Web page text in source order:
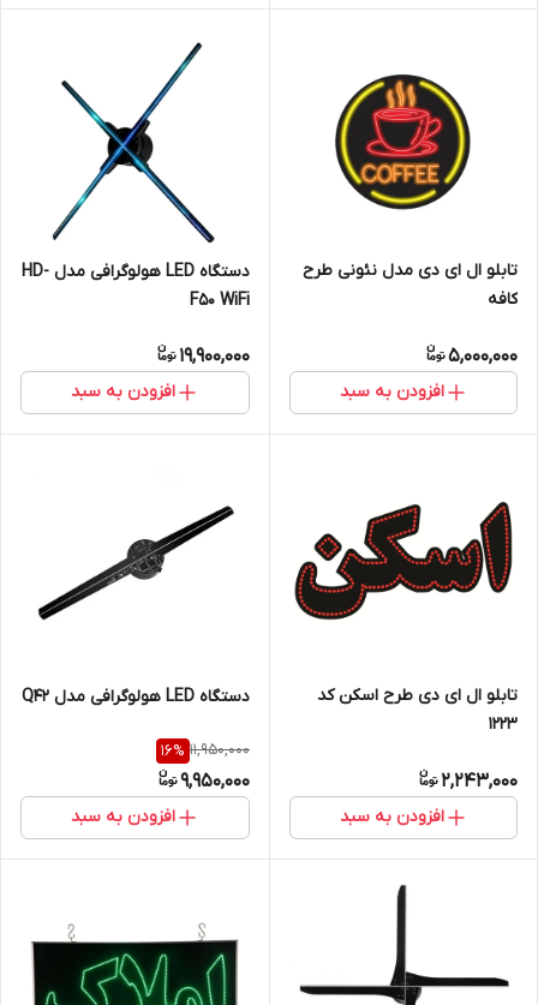
تابلو ال ای دی مدل نئونی طرح
کافه
5,000,000
افزودن به سبد
دستگاه LED هولوگرافی مدل HD-
F50 WiFi
19,900,000
افزودن به سبد
تابلو ال ای دی طرح اسکن کد
۱۲۲۳
2,243,000
افزودن به سبد
دستگاه LED هولوگرافی مدل Q42
11,950,000
16%
9,950,000
افزودن به سبد